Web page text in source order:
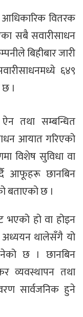
आधिकारिक वितरक
सबै सवारीसाधन
बिहीबार जारी
६४९
।
तथा सम्बन्धित
आयात गरिएको
विशेष सुविधा वा
आफूहरू छानबिन
बताएको छ ।
भएको हो वा होइन
अध्ययन थालेसँगै यो
छ । छानबिन
व्यवस्थापन तथा
सार्वजनिक हुने